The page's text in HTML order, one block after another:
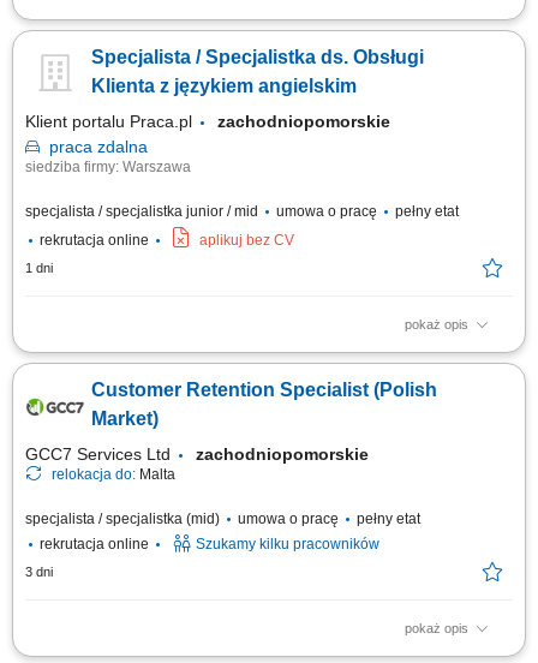
What we do We are dedicated to helping the world's leading companies
digital. Cognizant Poland offices are located in Gdańsk, Wrocław, and
Kraków. With the capacity to support various clients, we offer a world of...
Specjalista / Specjalistka ds. Obsługi
Klienta z językiem angielskim
Klient portalu Praca.pl
zachodniopomorskie
praca zdalna
siedziba firmy: Warszawa
specjalista / specjalistka junior / mid umowa o pracę
pełny etat
rekrutacja online
aplikuj bez CV
1 dni
pokaż opis
zapewnianie profesjonalnej obsługi klienta w języku angielskim
użytkowników; odpowiadanie na pytania klientów i pomoc w
rozwiązywaniu bieżących problemów; diagnozowanie podstawowych
Customer Retention Specialist (Polish
Market)
GCC7 Services Ltd zachodniopomorskie
relokacja do: Malta
specjalista / specjalistka (mid) umowa o pracę
pełny etat
rekrutacja online
Szukamy kilku pracowników
3 dni
pokaż opis
Twoje zadania: Prowadzenie rozmów telefonicznych z klientami